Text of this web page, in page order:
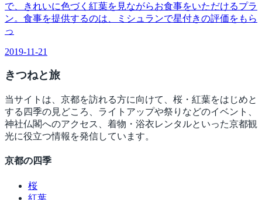
で、きれいに色づく紅葉を見ながらお食事をいただけるプラ
ン。食事を提供するのは、ミシュランで星付きの評価をもら
っ
2019-11-21
きつねと旅
当サイトは、京都を訪れる方に向けて、桜・紅葉をはじめと
する四季の見どころ、ライトアップや祭りなどのイベント、
神社仏閣へのアクセス、着物・浴衣レンタルといった京都観
光に役立つ情報を発信しています。
京都の四季
桜
紅葉